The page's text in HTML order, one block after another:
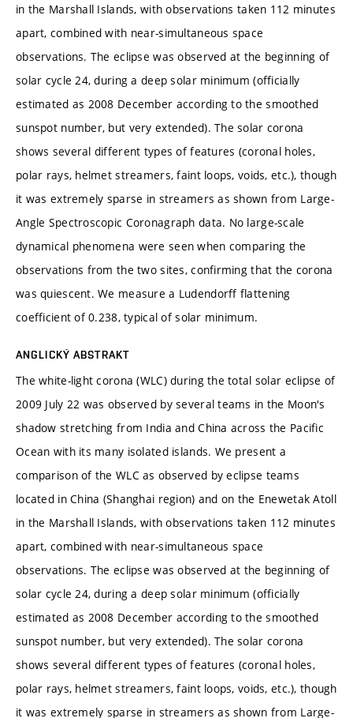
in the Marshall Islands, with observations taken 112 minutes
apart, combined with near-simultaneous space
observations. The eclipse was observed at the beginning of
solar cycle 24, during a deep solar minimum (officially
estimated as 2008 December according to the smoothed
sunspot number, but very extended). The solar corona
shows several different types of features (coronal holes,
polar rays, helmet streamers, faint loops, voids, etc.), though
it was extremely sparse in streamers as shown from Large-
Angle Spectroscopic Coronagraph data. No large-scale
dynamical phenomena were seen when comparing the
observations from the two sites, confirming that the corona
was quiescent. We measure a Ludendorff flattening
coefficient of 0.238, typical of solar minimum.
ANGLICKÝ ABSTRAKT
The white-light corona (WLC) during the total solar eclipse of
2009 July 22 was observed by several teams in the Moon's
shadow stretching from India and China across the Pacific
Ocean with its many isolated islands. We present a
comparison of the WLC as observed by eclipse teams
located in China (Shanghai region) and on the Enewetak Atoll
in the Marshall Islands, with observations taken 112 minutes
apart, combined with near-simultaneous space
observations. The eclipse was observed at the beginning of
solar cycle 24, during a deep solar minimum (officially
estimated as 2008 December according to the smoothed
sunspot number, but very extended). The solar corona
shows several different types of features (coronal holes,
polar rays, helmet streamers, faint loops, voids, etc.), though
it was extremely sparse in streamers as shown from Large-